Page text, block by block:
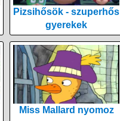
Pizsihősök - szuperhős
gyerekek
Miss Mallard nyomoz